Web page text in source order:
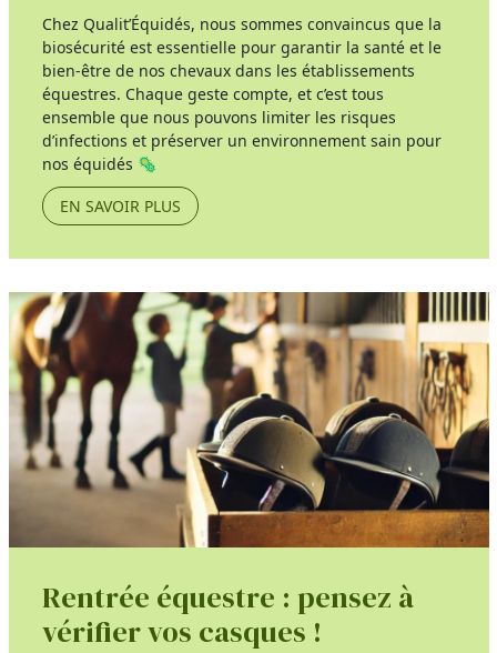
Chez Qualit’Équidés, nous sommes convaincus que la
biosécurité est essentielle pour garantir la santé et le
bien-être de nos chevaux dans les établissements
équestres. Chaque geste compte, et c’est tous
ensemble que nous pouvons limiter les risques
d’infections et préserver un environnement sain pour
nos équidés 🦠
EN SAVOIR PLUS
Rentrée équestre : pensez à
vérifier vos casques !